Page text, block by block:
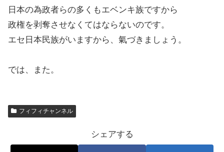
日本の為政者らの多くもエベンキ族ですから
政権を剥奪させなくてはならないのです。
エセ日本民族がいますから、氣づきましょう。
では、また。
フィフィチャンネル
シェアする